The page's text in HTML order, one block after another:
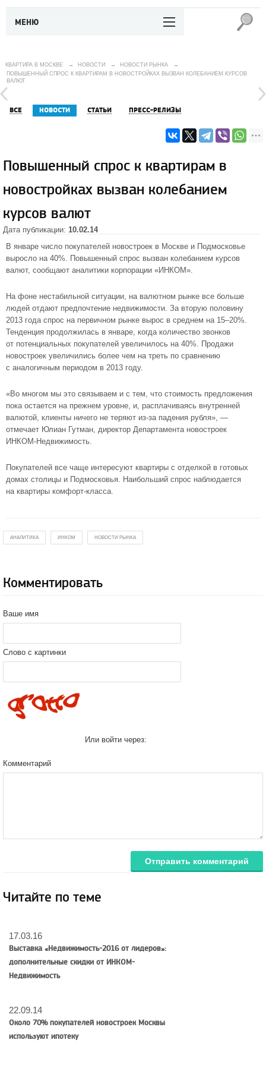
МЕНЮ
КВАРТИРА В МОСКВЕ → НОВОСТИ → НОВОСТИ РЫНКА
→
ПОВЫШЕННЫЙ СПРОС К КВАРТИРАМ В НОВОСТРОЙКАХ ВЫЗВАН КОЛЕБАНИЕМ КУРСОВ
ВАЛЮТ
ВСЕ НОВОСТИ СТАТЬИ ПРЕСС-РЕЛИЗЫ
Повышенный спрос к квартирам в
новостройках вызван колебанием
курсов валют
Дата публикации: 10.02.14
В январе число покупателей новостроек в Москве и Подмосковье
выросло на 40%. Повышенный спрос вызван колебанием курсов
валют, сообщают аналитики корпорации «ИНКОМ».
На фоне нестабильной ситуации, на валютном рынке все больше
людей отдают предпочтение недвижимости. За вторую половину
2013 года спрос на первичном рынке вырос в среднем на 15–20%.
Тенденция продолжилась в январе, когда количество звонков
от потенциальных покупателей увеличилось на 40%. Продажи
новостроек увеличились более чем на треть по сравнению
с аналогичным периодом в 2013 году.
«Во многом мы это связываем и с тем, что стоимость предложения
пока остается на прежнем уровне, и, расплачиваясь внутренней
валютой, клиенты ничего не теряют из-западения рубля», —
отмечает Юлиан Гутман, директор Департамента новостроек
ИНКОМ-Недвижимость.
Покупателей все чаще интересуют квартиры с отделкой в готовых
домах столицы и Подмосковья. Наибольший спрос наблюдается
на квартиры комфорт-класса.
АНАЛИТИКА ИНКОМ НОВОСТИ РЫНКА
Комментировать
Ваше имя
Слово с картинки
Или войти через:
Комментарий
Отправить комментарий
Читайте по теме
17.03.16
Выставка «Недвижимость-2016 от лидеров»:
дополнительные скидки от ИНКОМ-
Недвижимость
22.09.14
Около 70% покупателей новостроек Москвы
используют ипотеку